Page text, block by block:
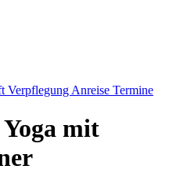
Verpflegung Anreise Termine
mit